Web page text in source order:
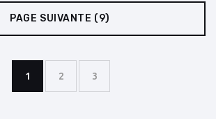
PAGE SUIVANTE (9)
1 2 3